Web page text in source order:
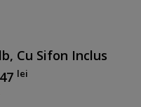
Cu Sifon Inclus
lei